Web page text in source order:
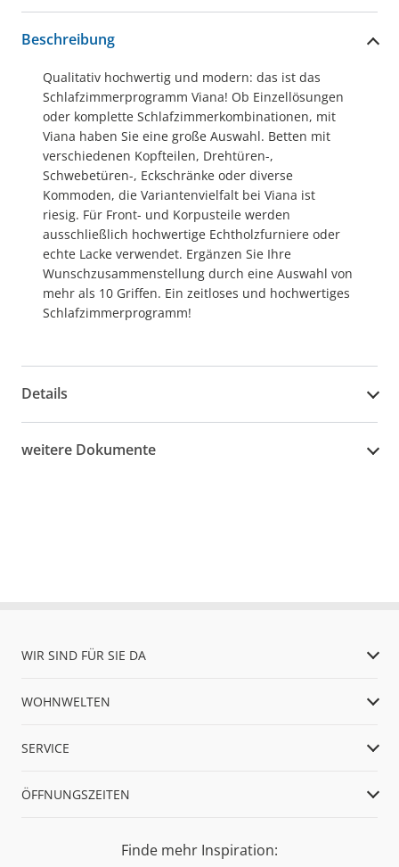
Beschreibung
Qualitativ hochwertig und modern: das ist das
Schlafzimmerprogramm Viana! Ob Einzellösungen
oder komplette Schlafzimmerkombinationen, mit
Viana haben Sie eine große Auswahl. Betten mit
verschiedenen Kopfteilen, Drehtüren-,
Schwebetüren-, Eckschränke oder diverse
Kommoden, die Variantenvielfalt bei Viana ist
riesig. Für Front- und Korpusteile werden
ausschließlich hochwertige Echtholzfurniere oder
echte Lacke verwendet. Ergänzen Sie Ihre
Wunschzusammenstellung durch eine Auswahl von
mehr als 10 Griffen. Ein zeitloses und hochwertiges
Schlafzimmerprogramm!
Details
weitere Dokumente
WIR SIND FÜR SIE DA
WOHNWELTEN
SERVICE
ÖFFNUNGSZEITEN
Finde mehr Inspiration: